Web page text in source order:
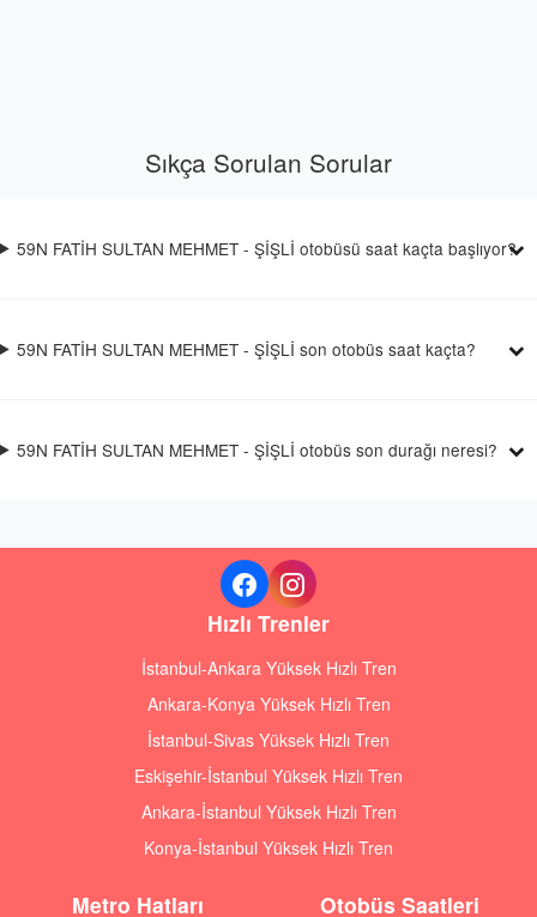
Sıkça Sorulan Sorular
59N FATİH SULTAN MEHMET - ŞİŞLİ otobüsü saat kaçta başlıyor?
59N FATİH SULTAN MEHMET - ŞİŞLİ son otobüs saat kaçta?
59N FATİH SULTAN MEHMET - ŞİŞLİ otobüs son durağı neresi?
Hızlı Trenler
İstanbul-Ankara Yüksek Hızlı Tren
Ankara-Konya Yüksek Hızlı Tren
İstanbul-Sivas Yüksek Hızlı Tren
Eskişehir-İstanbul Yüksek Hızlı Tren
Ankara-İstanbul Yüksek Hızlı Tren
Konya-İstanbul Yüksek Hızlı Tren
Metro Hatları Otobüs Saatleri